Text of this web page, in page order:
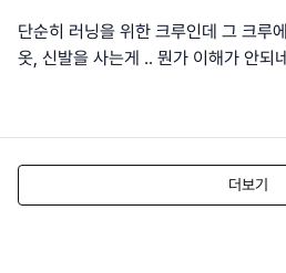
단순히 러닝을 위한 크루인데 그 크루
옷, 신발을 사는게 .. 뭔가 이해가 안되
더보기